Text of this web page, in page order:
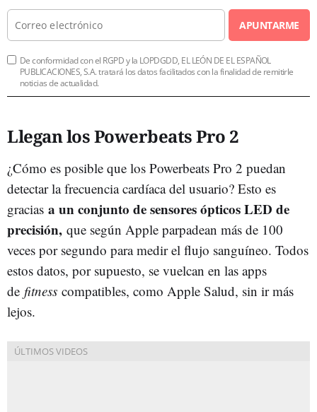
APUNTARME
De conformidad con el RGPD y la LOPDGDD, EL LEÓN DE EL ESPAÑOL
PUBLICACIONES, S.A. tratará los datos facilitados con la finalidad de remitirle
noticias de actualidad.
Llegan los Powerbeats Pro 2
¿Cómo es posible que los Powerbeats Pro 2 puedan
detectar la frecuencia cardíaca del usuario? Esto es
gracias a un conjunto de sensores ópticos LED de
precisión, que según Apple parpadean más de 100
veces por segundo para medir el flujo sanguíneo. Todos
estos datos, por supuesto, se vuelcan en las apps
de fitness compatibles, como Apple Salud, sin ir más
lejos.